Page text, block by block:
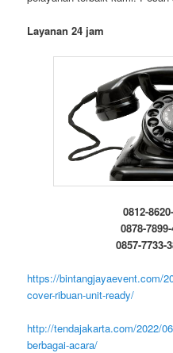
Layanan 24 jam
0812-
0878-
0857-7733-
https://bintangjayaevent.com/
cover-ribuan-unit-ready/
http://tendajakarta.com/2022/
berbagai-acara/